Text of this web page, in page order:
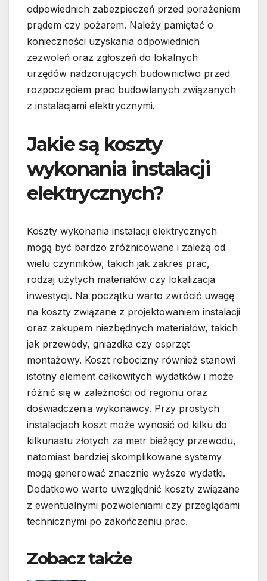
odpowiednich zabezpieczeń przed porażeniem
prądem czy pożarem. Należy pamiętać o
konieczności uzyskania odpowiednich
zezwoleń oraz zgłoszeń do lokalnych
urzędów nadzorujących budownictwo przed
rozpoczęciem prac budowlanych związanych
z instalacjami elektrycznymi.
Jakie są koszty
wykonania instalacji
elektrycznych?
Koszty wykonania instalacji elektrycznych
mogą być bardzo zróżnicowane i zależą od
wielu czynników, takich jak zakres prac,
rodzaj użytych materiałów czy lokalizacja
inwestycji. Na początku warto zwrócić uwagę
na koszty związane z projektowaniem instalacji
oraz zakupem niezbędnych materiałów, takich
jak przewody, gniazdka czy osprzęt
montażowy. Koszt robocizny również stanowi
istotny element całkowitych wydatków i może
różnić się w zależności od regionu oraz
doświadczenia wykonawcy. Przy prostych
instalacjach koszt może wynosić od kilku do
kilkunastu złotych za metr bieżący przewodu,
natomiast bardziej skomplikowane systemy
mogą generować znacznie wyższe wydatki.
Dodatkowo warto uwzględnić koszty związane
z ewentualnymi pozwoleniami czy przeglądami
technicznymi po zakończeniu prac.
Zobacz także